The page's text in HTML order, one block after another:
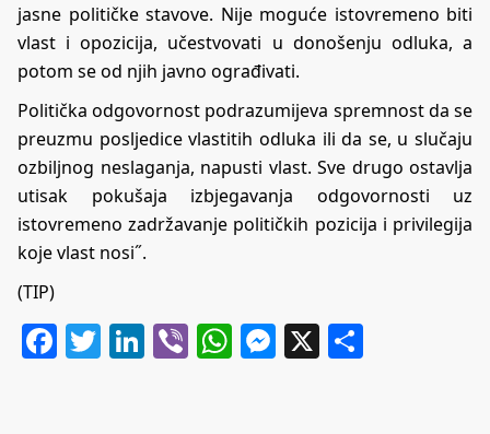
jasne političke stavove. Nije moguće istovremeno biti
vlast i opozicija, učestvovati u donošenju odluka, a
potom se od njih javno ograđivati.
Politička odgovornost podrazumijeva spremnost da se
preuzmu posljedice vlastitih odluka ili da se, u slučaju
ozbiljnog neslaganja, napusti vlast. Sve drugo ostavlja
utisak pokušaja izbjegavanja odgovornosti uz
istovremeno zadržavanje političkih pozicija i privilegija
koje vlast nosi˝.
(TIP)
Facebook
Twitter
LinkedIn
ViberWhatsApp
Messenger
X